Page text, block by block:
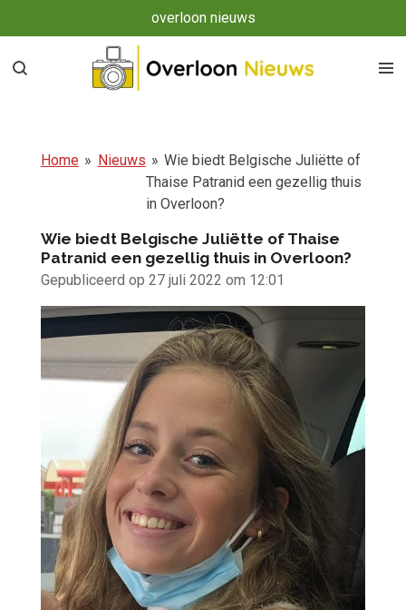
direct
naar
overloon nieuws
Home » Nieuws » Wie biedt Belgische Juliëtte of
Thaise Patranid een gezellig thuis
in Overloon?
Wie biedt Belgische Juliëtte of Thaise
Patranid een gezellig thuis in Overloon?
Gepubliceerd op 27 juli 2022 om 12:01